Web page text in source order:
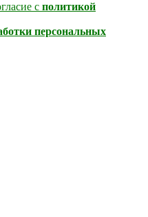
с политикой
персональных